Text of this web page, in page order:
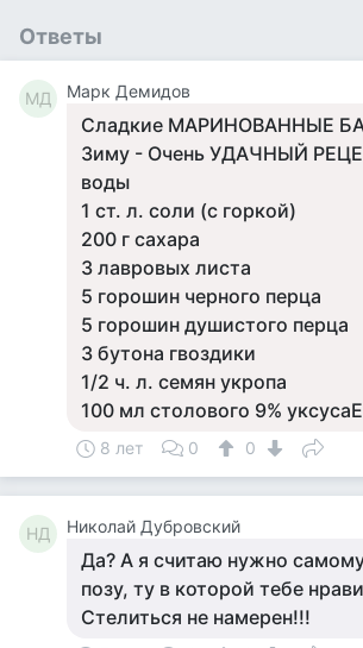
Ответы
МД Марк Демидов
Сладкие МАРИНОВАННЫЕ
Зиму - Очень УДАЧНЫЙ
воды
1 ст. л. соли (с горкой)
200 г сахара
3 лавровых листа
5 горошин черного перца
5 горошин душистого перца
3 бутона гвоздики
1/2 ч. л. семян укропа
100 мл столового 9%
8 лет 0 0
НД Николай Дубровский
Да? А я считаю нужно
позу, ту в которой тебе
Стелиться не намерен!!!